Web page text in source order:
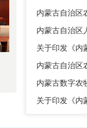
内蒙古自治区
内蒙古自治区
关于印发《内
内蒙古自治区
内蒙古数字农
关于印发《内